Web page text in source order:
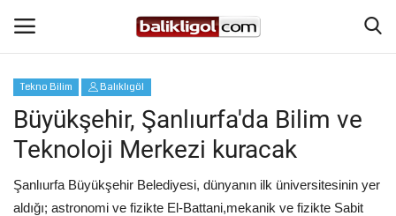
Giriş Yap
Anasayfa
Köşe Yazıları
Tekno Bilim Balıklıgöl
Büyükşehir, Şanlıurfa'da Bilim ve
Teknoloji Merkezi kuracak
Şanlıurfa Büyükşehir Belediyesi, dünyanın ilk üniversitesinin yer
aldığı; astronomi ve fizikte El-Battani,mekanik ve fizikte Sabit